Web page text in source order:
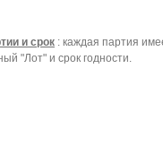
и срок : каждая партия
"Лот" и срок годности.